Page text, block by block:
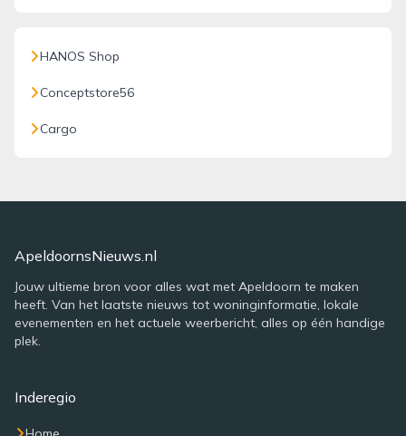
HANOS Shop
Conceptstore56
Cargo
ApeldoornsNieuws.nl
Jouw ultieme bron voor alles wat met Apeldoorn te maken
heeft. Van het laatste nieuws tot woninginformatie, lokale
evenementen en het actuele weerbericht, alles op één handige
plek.
Inderegio